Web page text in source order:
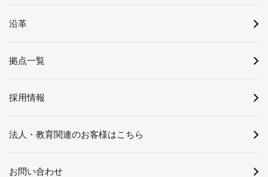
沿革
拠点一覧
採用情報
法人・教育関連のお客様はこちら
お問い合わせ